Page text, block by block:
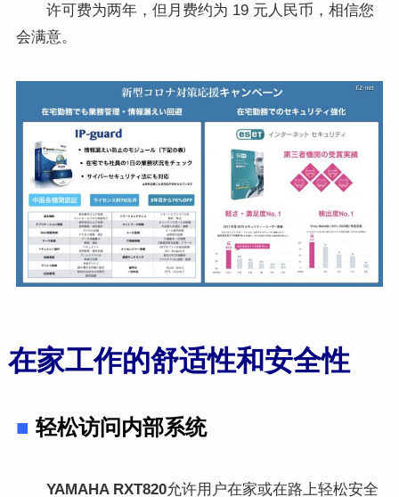
许可费为两年，但月费约为 19 元人民币，相信您
会满意。
在家工作的舒适性和安全性
■ 轻松访问内部系统
YAMAHA RXT820允许用户在家或在路上轻松安全